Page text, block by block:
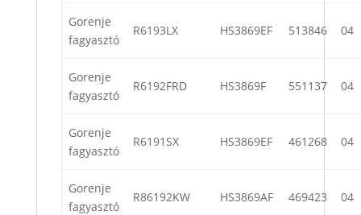
Gorenje
fagyasztó
R6193LX HS3869EF 513846 04
Gorenje
fagyasztó
R6192FRD HS3869F 551137 04
Gorenje
fagyasztó
R6191SX HS3869EF 461268 04
Gorenje
fagyasztó
R86192KW HS3869AF 469423 04